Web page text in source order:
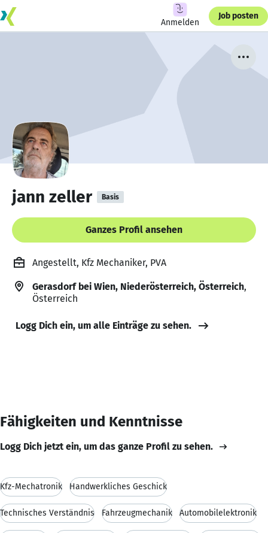
Anmelden
Job posten
jann zeller Basis
Ganzes Profil ansehen
Angestellt, Kfz Mechaniker, PVA
Gerasdorf bei Wien, Niederösterreich, Österreich,
Österreich
Logg Dich ein, um alle Einträge zu sehen.
Fähigkeiten und Kenntnisse
Logg Dich jetzt ein, um das ganze Profil zu sehen.
Kfz-Mechatronik Handwerkliches Geschick
Technisches Verständnis Fahrzeugmechanik Automobilelektronik